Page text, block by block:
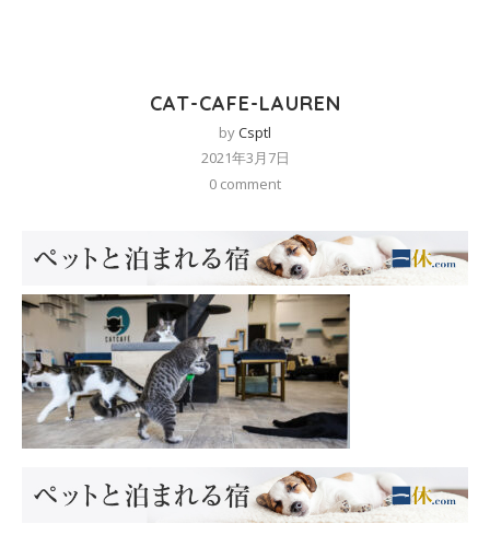
CAT-CAFE-LAUREN
byCsptl
2021年3月7日
0 comment